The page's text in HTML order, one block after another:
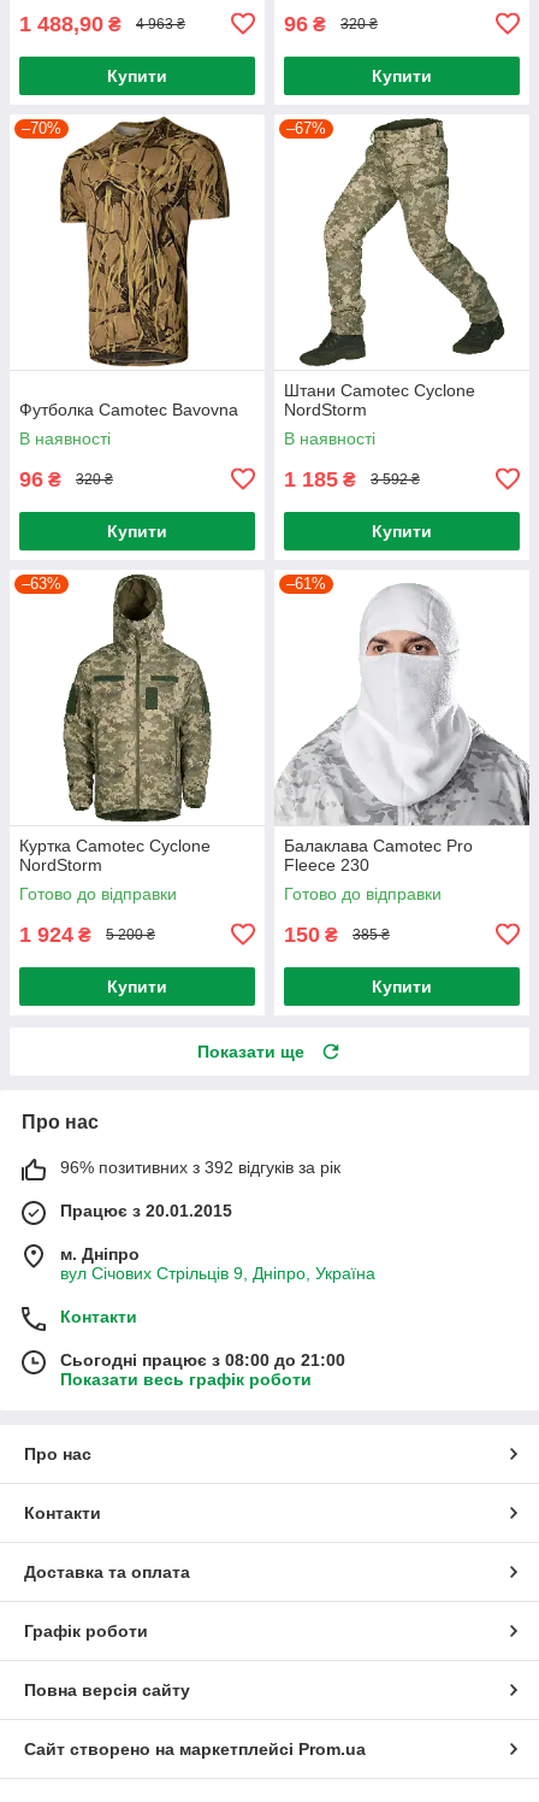
1 488,90 ₴ 4 963 ₴
Купити
96 ₴ 320 ₴
Купити
–70%
Футболка Camotec Bavovna
В наявності
96 ₴ 320 ₴
Купити
–67%
Штани Camotec Cyclone
NordStorm
В наявності
1 185 ₴ 3 592 ₴
Купити
–63%
Куртка Camotec Cyclone
NordStorm
Готово до відправки
1 924 ₴ 5 200 ₴
Купити
–61%
Балаклава Camotec Pro
Fleece 230
Готово до відправки
150 ₴ 385 ₴
Купити
Показати ще
Про нас
96% позитивних з 392 відгуків за рік
Працює з 20.01.2015
м. Дніпро
вул Січових Стрільців 9, Дніпро, Україна
Контакти
Сьогодні працює з 08:00 до 21:00
Показати весь графік роботи
Про нас
Контакти
Доставка та оплата
Графік роботи
Повна версія сайту
Сайт створено на маркетплейсі Prom.ua